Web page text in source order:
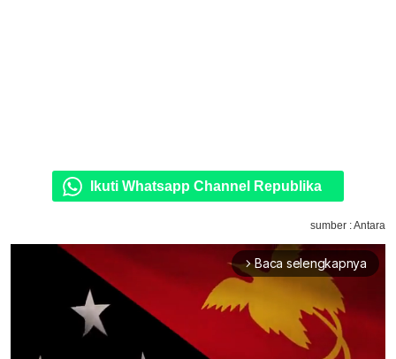
Ikuti Whatsapp Channel Republika
sumber : Antara
arrow_forward_ios Baca selengkapnya